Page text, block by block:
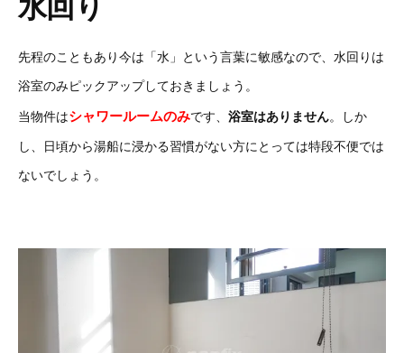
水回り
先程のこともあり今は「水」という言葉に敏感なので、水回りは
浴室のみピックアップしておきましょう。
当物件はシャワールームのみです、 浴室はありません。しか
し、日頃から湯船に浸かる習慣がない方にとっては特段不便では
ないでしょう。